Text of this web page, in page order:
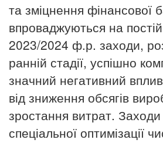
та зміцнення фінансової
впроваджуються на
2023/2024 ф.р. заходи,
ранній стадії, успішно
значний негативний
від зниження обсягів
зростання витрат.
спеціальної оптимізації